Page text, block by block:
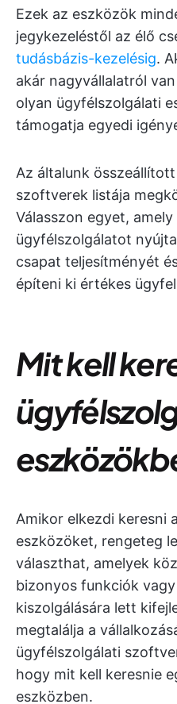
Ezek az eszközök
jegykezeléstől az élő
tudásbázis-kezelésig.
akár nagyvállalatról
olyan ügyfélszolgálati
támogatja egyedi
Az általunk
szoftverek listája
Válasszon egyet,
ügyfélszolgálatot
csapat teljesítményét
építeni ki értékes
Mit kell
Amikor elkezdi keresni
eszközöket, rengeteg
választhat, amelyek
bizonyos funkciók
kiszolgálására lett
megtalálja a
ügyfélszolgálati
hogy mit kell keresnie
eszközben.